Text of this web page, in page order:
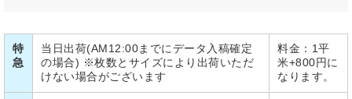
特
急
当日出荷(AM12:00までにデータ入稿確定
の場合) ※枚数とサイズにより出荷いただ
けない場合がございます
料金：1平
米+800円に
なります。